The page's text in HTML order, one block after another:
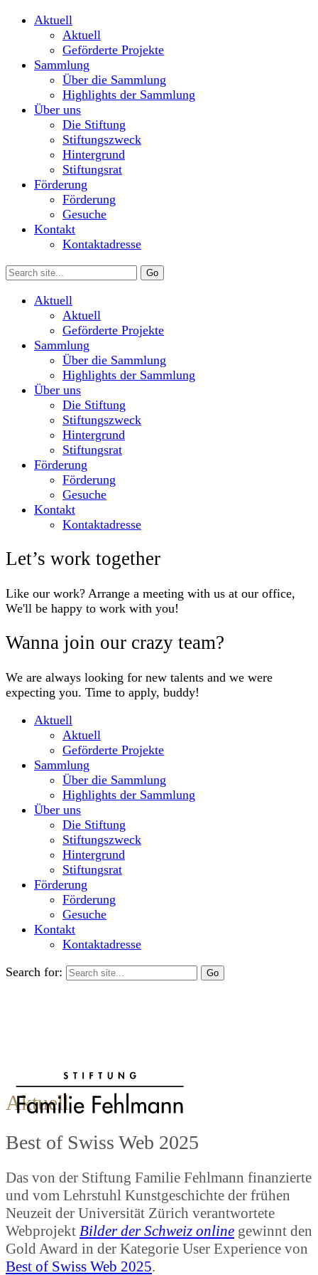
Aktuell
Aktuell
Geförderte Projekte
Sammlung
Über die Sammlung
Highlights der Sammlung
Über uns
Die Stiftung
Stiftungszweck
Hintergrund
Stiftungsrat
Förderung
Förderung
Gesuche
Kontakt
Kontaktadresse
Aktuell
Aktuell
Geförderte Projekte
Sammlung
Über die Sammlung
Highlights der Sammlung
Über uns
Die Stiftung
Stiftungszweck
Hintergrund
Stiftungsrat
Förderung
Förderung
Gesuche
Kontakt
Kontaktadresse
Let’s work together
Like our work? Arrange a meeting with us at our office,
We'll be happy to work with you!
Wanna join our crazy team?
We are always looking for new talents and we were
expecting you. Time to apply, buddy!
Aktuell
Aktuell
Geförderte Projekte
Sammlung
Über die Sammlung
Highlights der Sammlung
Über uns
Die Stiftung
Stiftungszweck
Hintergrund
Stiftungsrat
Förderung
Förderung
Gesuche
Kontakt
Kontaktadresse
Search for:
Aktuell
Best of Swiss Web 2025
Das von der Stiftung Familie Fehlmann finanzierte
und vom Lehrstuhl Kunstgeschichte der frühen
Neuzeit der Universität Zürich verantwortete
Webprojekt Bilder der Schweiz online gewinnt den
Gold Award in der Kategorie User Experience von
Best of Swiss Web 2025.